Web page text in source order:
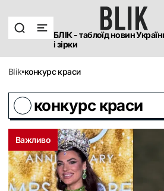
БЛІК - таблоїд новин
і зірки
blik конкурс краси
конкурс краси
Важливо